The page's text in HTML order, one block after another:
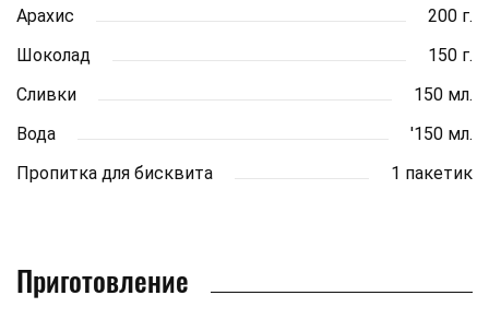
Арахис
200 г.
Шоколад
150 г.
Сливки
150 мл.
Вода
'150 мл.
Пропитка для бисквита
1 пакетик
Приготовление